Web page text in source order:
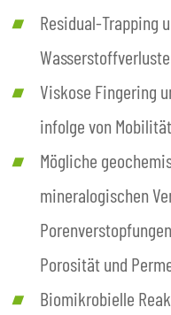
Residual-Trapping
Wasserstoffverluste
Viskose Fingering
infolge von
Mögliche
mineralogischen
Porosität und
Biomikrobielle